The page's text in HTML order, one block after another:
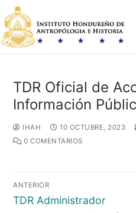
al
contenido
TDR Oficial de
Información
IHAH 10 OCTUBRE, 2023
0 COMENTARIOS
Navegación
de
ANTERIOR
Entrada
TDR Administrador